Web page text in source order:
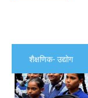
शैक्षणिक- उद्योग